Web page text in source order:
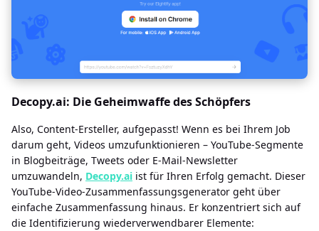
Decopy.ai: Die Geheimwaffe des Schöpfers
Also, Content-Ersteller, aufgepasst! Wenn es bei Ihrem Job
darum geht, Videos umzufunktionieren – YouTube-Segmente
in Blogbeiträge, Tweets oder E-Mail-Newsletter
umzuwandeln, Decopy.ai ist für Ihren Erfolg gemacht. Dieser
YouTube-Video-Zusammenfassungsgenerator geht über
einfache Zusammenfassung hinaus. Er konzentriert sich auf
die Identifizierung wiederverwendbarer Elemente: